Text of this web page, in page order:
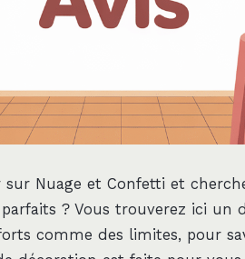
Nuage et Confetti et
? Vous trouverez ici un
comme des limites, pour